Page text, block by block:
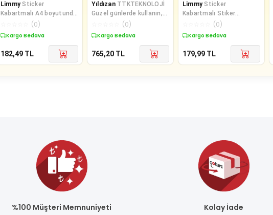
Limmy Sticker
Kabartmalı A4 boyutunda
Stiker Defter, planlayıcı
etiket
(0)
Kargo Bedava
182,49 TL
Yıldızan TTKTEKNOLOJİ
Güzel günlerde kullanın,
yazılı sticker seti, vintag
(0)
Kargo Bedava
765,20 TL
Limmy Sticker
Kabartmalı Stiker
Çıkartma Etiket
(XHC068)-18x9 cm-
Sevim
(0)
Kargo Bedava
179,99 TL
%100 Müşteri Memnuniyeti
Kolay İade